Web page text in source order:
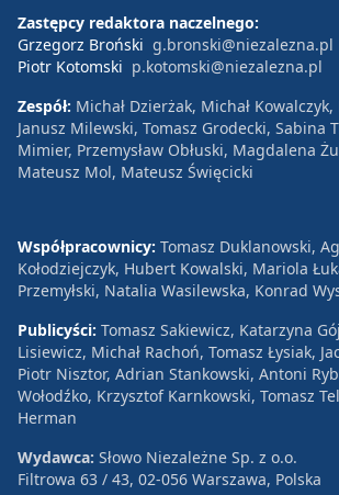
Zastępcy redaktora naczelnego:
Grzegorz Broński g.bronski@niezalezna.pl
Piotr Kotomski p.kotomski@niezalezna.pl
Zespół: Michał Dzierżak, Michał
Janusz Milewski, Tomasz Grodecki, Sabina
Mimier, Przemysław Obłuski, Magdalena
Mateusz Mol, Mateusz Święcicki
Współpracownicy: Tomasz Duklanowski,
Kołodziejczyk, Hubert Kowalski, Mariola
Przemyłski, Natalia Wasilewska, Konrad
Publicyści: Tomasz Sakiewicz, Katarzyna
Lisiewicz, Michał Rachoń, Tomasz Łysiak,
Piotr Nisztor, Adrian Stankowski, Antoni
Wołodźko, Krzysztof Karnkowski, Tomasz
Herman
Wydawca: Słowo Niezależne Sp. z o.o.
Filtrowa 63 / 43, 02-056 Warszawa, Polska